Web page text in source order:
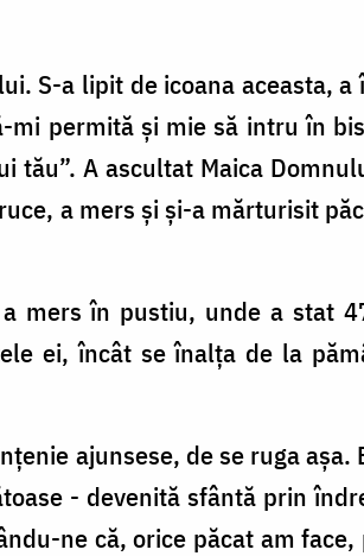
S-a lipit de icoana aceasta,
permită şi mie să intru în
tău”. A ascultat Maica
a mers şi şi-a mărturisit
mers în pustiu, unde a stat
ei, încât se înalţa de la
ajunsese, de se ruga
- devenită sfântă prin
ne că, orice păcat am